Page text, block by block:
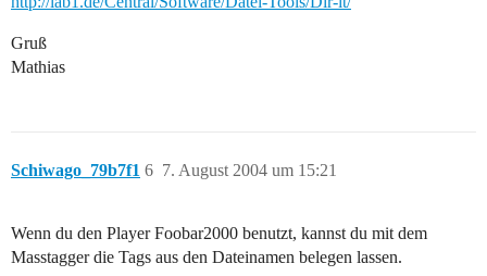
Gruß
Mathias
Schiwago_79b7f1 7. August 2004 um 15:21
6
Wenn du den Player Foobar2000 benutzt, kannst du mit dem
Masstagger die Tags aus den Dateinamen belegen lassen.